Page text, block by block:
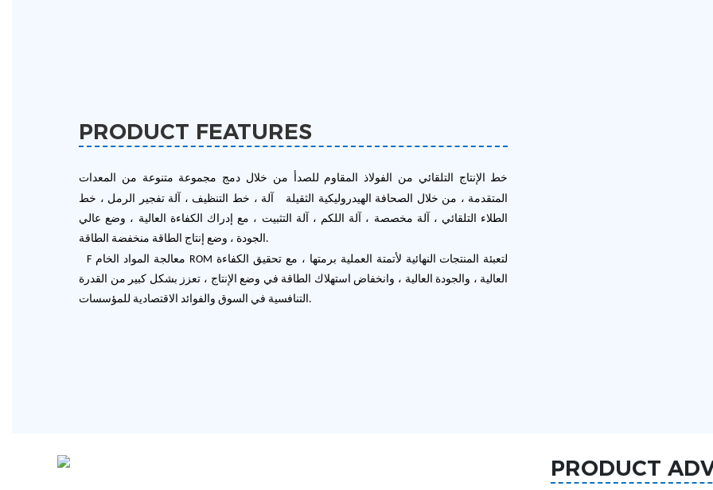
PRODUCT FEATURES
خط الإنتاج التلقائي من الفولاذ المقاوم للصدأ من خلال دمج مجموعة متنوعة من المعدات
المتقدمة ، من خلال الصحافة الهيدروليكية الثقيلة
آلة ، خط التنظيف ، آلة تفجير الرمل ، خط
الطلاء التلقائي ، آلة مخصصة ، آلة اللكم ، آلة التثبيت ، مع إدراك الكفاءة العالية ، وضع عالي
الجودة ، وضع إنتاج الطاقة منخفضة الطاقة.
Fمعالجة المواد الخام ROM لتعبئة المنتجات النهائية لأتمتة العملية برمتها ، مع تحقيق الكفاءة
العالية ، والجودة العالية ، وانخفاض استهلاك الطاقة في وضع الإنتاج ، تعزز بشكل كبير من القدرة
التنافسية في السوق والفوائد الاقتصادية للمؤسسات.
PRODUCT